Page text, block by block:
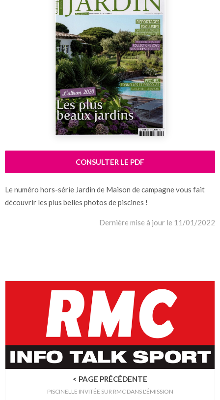
CONSULTER LE PDF
Le numéro hors-série Jardin de Maison de campagne vous fait
découvrir les plus belles photos de piscines !
Dernière mise à jour le 11/01/2022
< PAGE PRÉCÉDENTE
PISCINELLE INVITÉE SUR RMC DANS L'ÉMISSION